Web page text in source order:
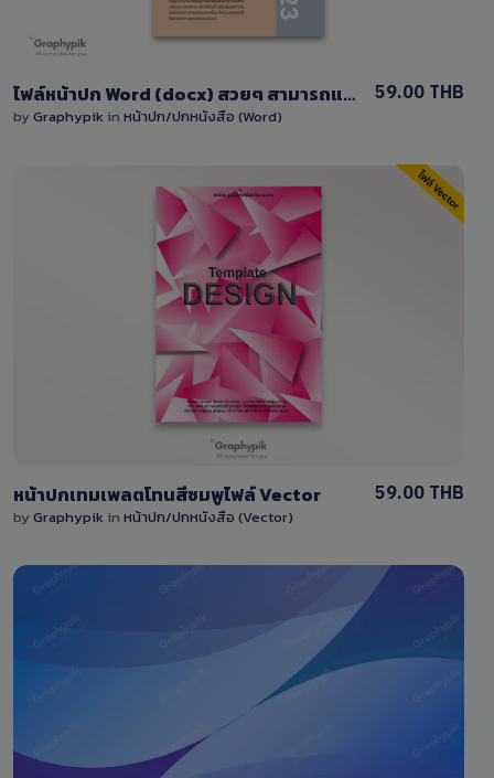
ไฟล์หน้าปก Word (docx) สวยๆ สามารถแก้ไขง่ายสำหรับคุณ
by Graphypik in หน้าปก/ปกหนังสือ (Word)
59.00 THB
View Details
0 Sale
หน้าปกเทมเพลตโทนสีชมพูไฟล์ Vector
by Graphypik in หน้าปก/ปกหนังสือ (Vector)
59.00 THB
View Details